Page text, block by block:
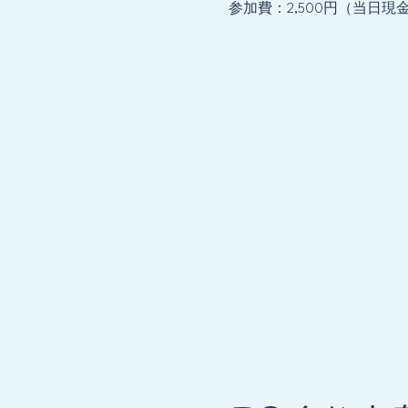
参加費：2,500円（当日現